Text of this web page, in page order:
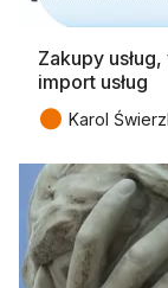
Zakupy
import usług
● Karol